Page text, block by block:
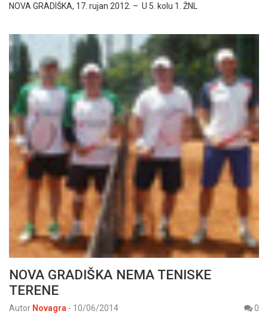
NOVA GRADIŠKA, 17. rujan 2012. – U 5. kolu 1. ŽNL
NOVA GRADIŠKA NEMA TENISKE
TERENE
Autor Novagra - 10/06/2014
0